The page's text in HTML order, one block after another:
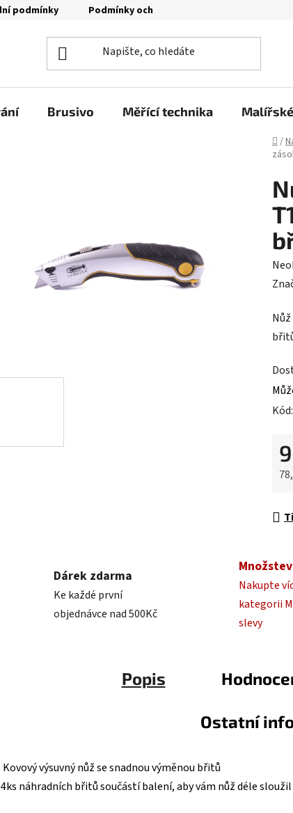
podmínky Podmínky ochrany osobních údajů
Brusivo Měřící technika
/
je
0,0
5
Kód:
Dárek zdarma
Ke každé první
objednávce nad 500Kč
Nakupte
kategorii
slevy
Popis
Ostatní
Kovový výsuvný nůž se snadnou výměnou břitů
4ks náhradních břitů součástí balení, aby vám nůž déle sloužil